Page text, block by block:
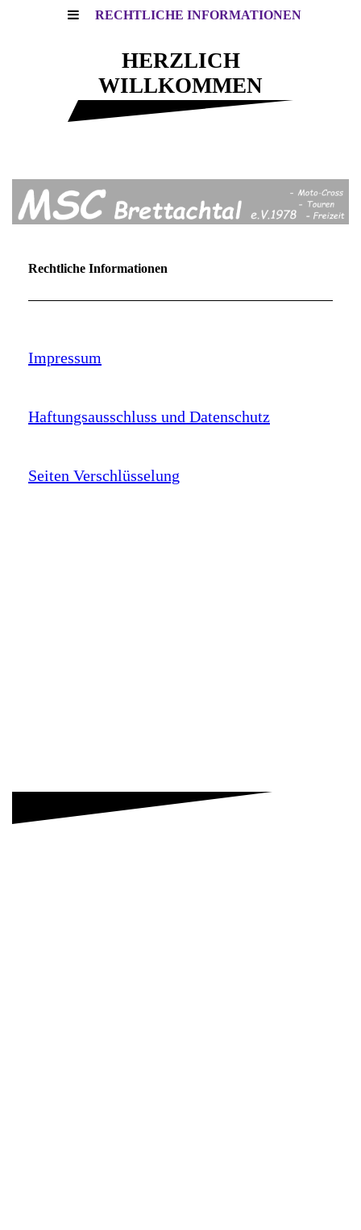
RECHTLICHE INFORMATIONEN
HERZLICH
WILLKOMMEN
Motocross - Touren - Freizeit
Rechtliche Informationen
Impressum
Haftungsausschluss und Datenschutz
Seiten Verschlüsselung